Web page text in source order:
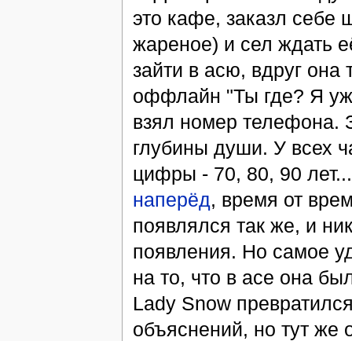
это кафе, заказл
жареное) и сел ждать
зайти в асю, вдруг
оффлайн "Ты где? Я
взял номер телефона.
глубины души. У всех
цифры - 70, 80, 90
наперёд, время от
появлялся так же, и
появления. Но самое
на то, что в асе она
Lady Snow
объяснений, но тут же